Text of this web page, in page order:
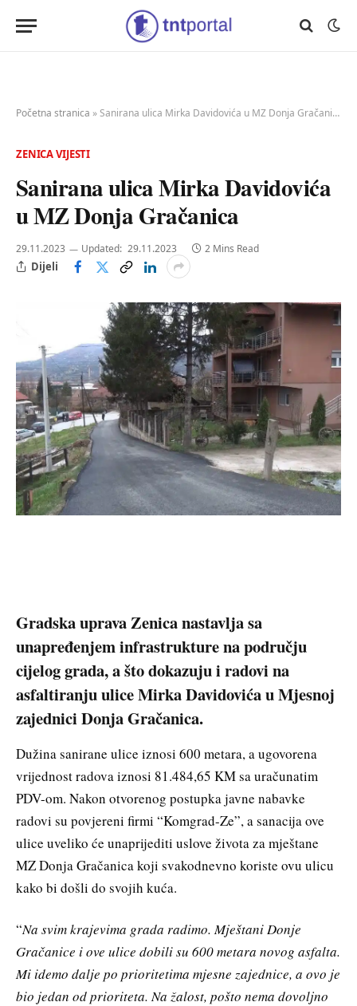
Početna stranica »Sanirana ulica Mirka Davidovića u MZ Donja Gračanica
ZENICA VIJESTI
Sanirana ulica Mirka Davidovića
u MZ Donja Gračanica
29.11.2023 Updated: 29.11.2023 2 Mins Read
Dijeli
Gradska uprava Zenica nastavlja sa
unapređenjem infrastrukture na području
cijelog grada, a što dokazuju i radovi na
asfaltiranju ulice Mirka Davidovića u Mjesnoj
zajednici Donja Gračanica.
Dužina sanirane ulice iznosi 600 metara, a ugovorena
vrijednost radova iznosi 81.484,65 KM sa uračunatim
PDV-om. Nakon otvorenog postupka javne nabavke
radovi su povjereni firmi “Komgrad-Ze”, a sanacija ove
ulice uveliko će unaprijediti uslove života za mještane
MZ Donja Gračanica koji svakodnevno koriste ovu ulicu
kako bi došli do svojih kuća.
“Na svim krajevima grada radimo. Mještani Donje
Gračanice i ove ulice dobili su 600 metara novog asfalta.
Mi idemo dalje po prioritetima mjesne zajednice, a ovo je
bio jedan od prioriteta. Na žalost, pošto nema dovoljno